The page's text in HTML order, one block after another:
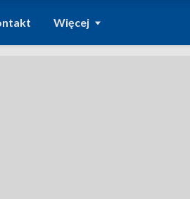
Więcej